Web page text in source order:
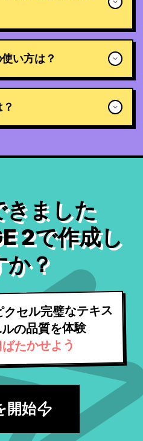
い方は？
きました
2で作成し
か？
セル完璧なテキス
の品質を体験
たかせよう
開始